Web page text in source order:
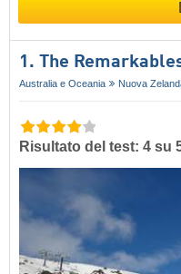
1. The
Australia e Oceania Nuova
Risultato del test: 4 su